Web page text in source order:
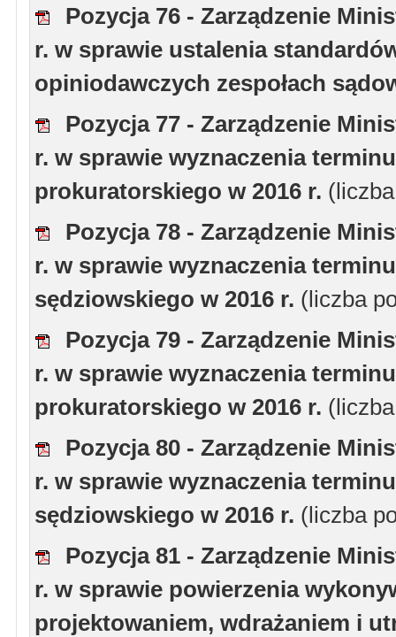
Pozycja 76 - Zarządzenie
r. w sprawie ustalenia
opiniodawczych zespołach
Pozycja 77 - Zarządzenie
r. w sprawie wyznaczenia
prokuratorskiego w 2016 r.
Pozycja 78 - Zarządzenie
r. w sprawie wyznaczenia
sędziowskiego w 2016 r. (liczba
Pozycja 79 - Zarządzenie
r. w sprawie wyznaczenia
prokuratorskiego w 2016 r.
Pozycja 80 - Zarządzenie
r. w sprawie wyznaczenia
sędziowskiego w 2016 r. (liczba
Pozycja 81 - Zarządzenie
r. w sprawie powierzenia
projektowaniem, wdrażaniem i